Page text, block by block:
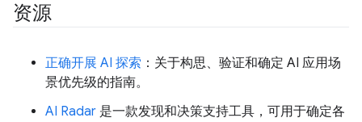
资源
正确开展 AI 探索 ：关于构思、验证和确定 AI 应用场
景优先级的指南。
AI Radar 是一款发现和决策支持工具，可用于确定各